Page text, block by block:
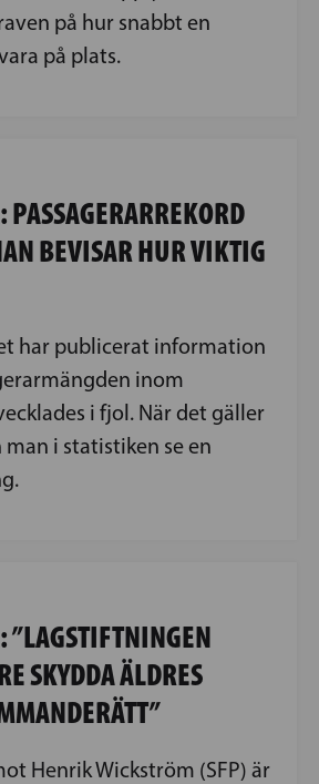
på hur snabbt en
på plats.
BEVISAR HUR VIKTIG
har publicerat information
inom
i fjol. När det gäller
i statistiken se en
”LAGSTIFTNINGEN
SKYDDA ÄLDRES
Henrik Wickström (SFP) är